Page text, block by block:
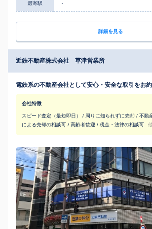
最寄駅 -
詳細を見る
近鉄不動産株式会社 草津営業所
電鉄系の不動産会社として安心・安全な取引をお約
会社特徴
スピード査定（最短即日） / 周りに知られずに売却 / 不動
による売却の相談可 / 高齢者歓迎 / 税金・法律の相談可